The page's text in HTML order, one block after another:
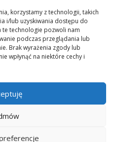
korzystamy z technologii, takich
i/lub uzyskiwania dostępu do
technologie pozwoli nam
podczas przeglądania lub
Brak wyrażenia zgody lub
wpłynąć na niektóre cechy i